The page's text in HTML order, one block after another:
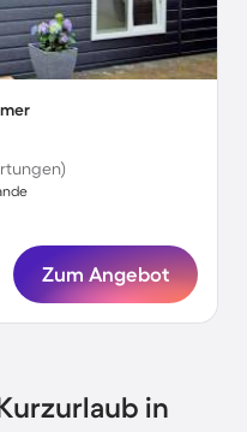
Zum Angebot
in